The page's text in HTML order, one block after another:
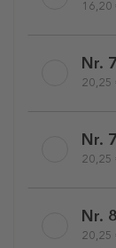
16,20
Nr.
20,25
Nr.
20,25
Nr.
20,25